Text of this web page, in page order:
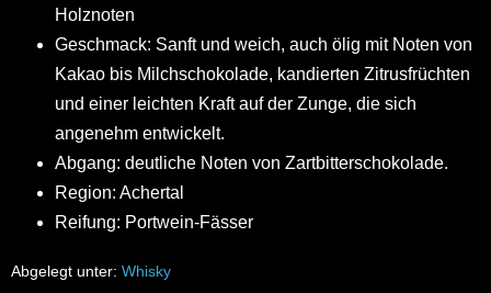
Holznoten
Geschmack: Sanft und weich, auch ölig mit Noten von
Kakao bis Milchschokolade, kandierten Zitrusfrüchten
und einer leichten Kraft auf der Zunge, die sich
angenehm entwickelt.
Abgang: deutliche Noten von Zartbitterschokolade.
Region: Achertal
Reifung: Portwein-Fässer
Abgelegt unter: Whisky